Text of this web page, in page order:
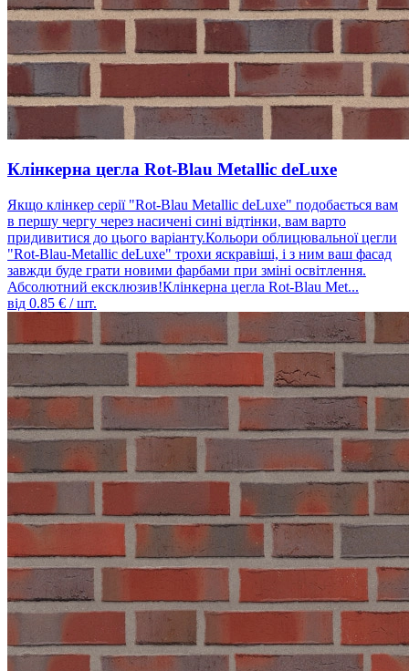
Клінкерна цегла Rot-Blau Metallic deLuxe
Якщо клінкер серії "Rot-Blau Metallic deLuxe" подобається вам
в першу чергу через насичені сині відтінки, вам варто
придивитися до цього варіанту.Кольори облицювальної цегли
"Rot-Blau-Metallic deLuxe" трохи яскравіші, і з ним ваш фасад
завжди буде грати новими фарбами при зміні освітлення.
Абсолютний ексклюзив!Клінкерна цегла Rot-Blau Met...
від 0.85 € / шт.